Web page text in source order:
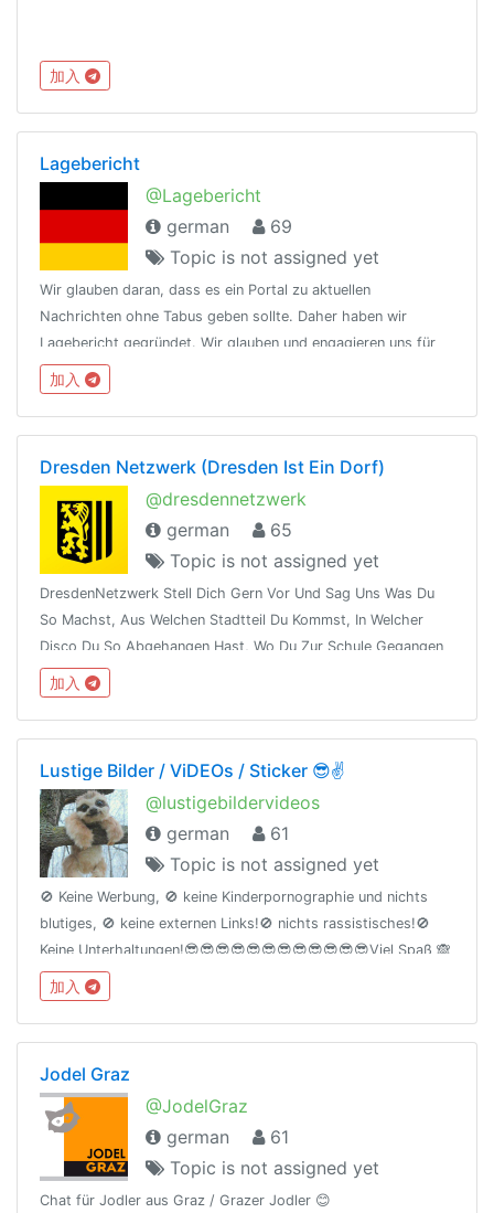
加入
Lagebericht
@Lagebericht
german
69
Topic is not assigned yet
Wir glauben daran, dass es ein Portal zu aktuellen
Nachrichten ohne Tabus geben sollte. Daher haben wir
Lagebericht gegründet. Wir glauben und engagieren uns für
Ihre Meinungsfreiheit und Informationsfreiheit in Deutschland.
Helft uns dabei!
加入
Dresden Netzwerk (Dresden Ist Ein Dorf)
@dresdennetzwerk
german
65
Topic is not assigned yet
DresdenNetzwerk Stell Dich Gern Vor Und Sag Uns Was Du
So Machst, Aus Welchen Stadtteil Du Kommst, In Welcher
Disco Du So Abgehangen Hast, Wo Du Zur Schule Gegangen
Bist, In Welcher Coolen Clique Du Mitgemischt Hast...#lokale
#gruppe #dresden
加入
Lustige Bilder / ViDEOs / Sticker 😎✌
@lustigebildervideos
german
61
Topic is not assigned yet
🚫 Keine Werbung, 🚫 keine Kinderpornographie und nichts
blutiges, 🚫 keine externen Links!🚫 nichts rassistisches!🚫
Keine Unterhaltungen!😎😎😎😎😎😎😎😎😎😎😎😎Viel Spaß 🙈
🙉🙊
加入
Jodel Graz
@JodelGraz
german
61
Topic is not assigned yet
Chat für Jodler aus Graz / Grazer Jodler 😊